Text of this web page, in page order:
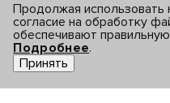
+7 (495)
Продолжая использовать
согласие на обработку
обеспечивают
Подробнее.
Принять